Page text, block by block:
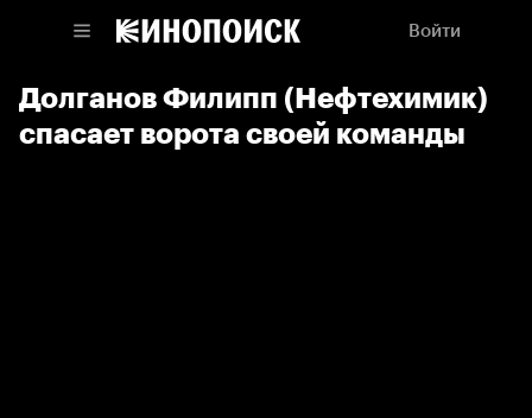
Войти
Долганов Филипп (Нефтехимик)
спасает ворота своей команды